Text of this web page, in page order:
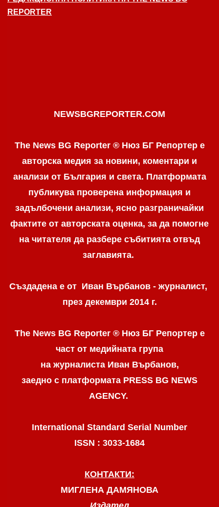
REPORTER
NEWSBGREPORTER.COM
The News BG Reporter ® Нюз БГ Репортер е
авторска медия за новини, коментари и
анализи от България и света. Платформата
публикува проверена информация и
задълбочени анализи, ясно разграничaйки
фактите от авторската оценка, за да помогне
на читателя да разбере събитията отвъд
заглавията.
Създадена е от Иван Върбанов - журналист,
през декември 2014 г.
The News BG Reporter ® Нюз БГ Репортере
част от медийната група
на журналиста Иван Върбанов,
заедно с платформата PRESS BG NEWS
AGENCY.
International Standard Serial Number
ISSN : 3033-1684
КОНТАКТИ:
МИГЛЕНА ДАМЯНОВА